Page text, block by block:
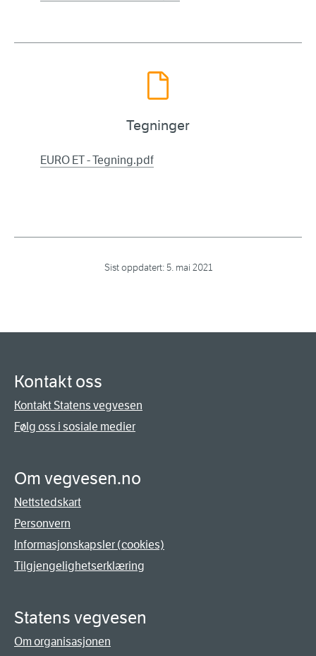
Tegninger
EURO ET - Tegning.pdf
Sist oppdatert:5. mai 2021
Kontakt oss
Kontakt Statens vegvesen
Følg oss i sosiale medier
Om vegvesen.no
Nettstedskart
Personvern
Informasjonskapsler (cookies)
Tilgjengelighetserklæring
Statens vegvesen
Om organisasjonen